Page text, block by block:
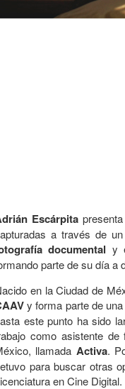
Escárpita
a través de
documental y
parte de su día a
en la Ciudad de
y forma parte de
este punto ha sido
como asistente
llamada Activa.
para buscar otras
en Cine Digital.